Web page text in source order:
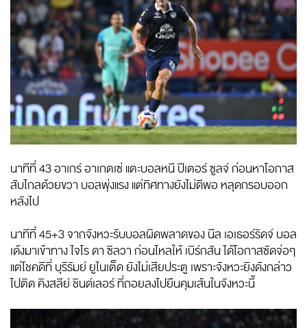
นาทีที่ 43 อาเกร์ อาเกตเซ่ แตะบอลหนี ปีเตอร์ ซูลจ์ ก่อนหาโอกาส
สับไกลด้วยขวา บอลพุ่งแรง แต่ทิศทางยังไม่ดีพอ หลุดกรอบออก
หลังไป
นาทีที่ 45+3 จากจังหวะรับบอลผิดพลาดของ นีล เอเธอร์ริดจ์ บอล
เด้งมาเข้าทาง ไจโร ดา ซิลวา ก่อนไหลให้ เบิร์กสัน ได้โอกาสซัดจ่อๆ
แต่โชคดีที่ บุรีรัมย์ ยูไนเต็ด ยังไม่เสียประตู เพราะจังหวะยิงดังกล่าว
ไปติด คิงสลีย์ ชินด์เลอร์ ที่ถอยลงไปยืนคุมเส้นในจังหวะนี้